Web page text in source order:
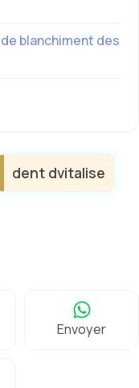
blanchiment des
dent dvitalise
Envoyer